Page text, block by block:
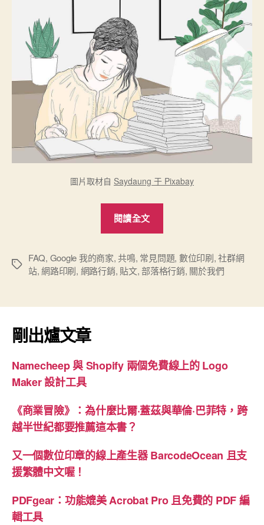
圖片取材自 Saydaung 于 Pixabay
閱讀全文
銷
小
步”
標
FAQ, Google 我的商家,共鳴, 常見問題, 數位印刷,社群網
站,網路印刷, 網路行銷, 貼文,部落格行銷, 關於我們
剛出爐文章
Namecheep 與 Shopify 兩個免費線上的 Logo
Maker 設計工具
《商業冒險》：為什麼比爾·蓋茲與華倫·巴菲特，跨
越半世紀都要推薦這本書？
又一個數位印章的線上產生器 BarcodeOcean 且支
援繁體中文喔！
PDFgear：功能媲美 Acrobat Pro 且免費的 PDF 編
輯工具